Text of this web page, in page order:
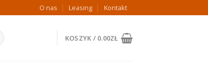
O nas Leasing Kontakt
KOSZYK / 0.00ZŁ